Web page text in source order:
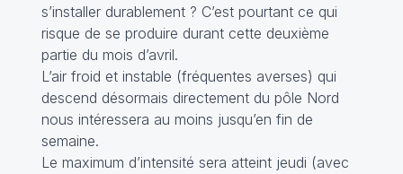
s’installer durablement ? C’est pourtant ce qui
risque de se produire durant cette deuxième
partie du mois d’avril.
L’air froid et instable (fréquentes averses) qui
descend désormais directement du pôle Nord
nous intéressera au moins jusqu’en fin de
semaine.
Le maximum d’intensité sera atteint jeudi (avec